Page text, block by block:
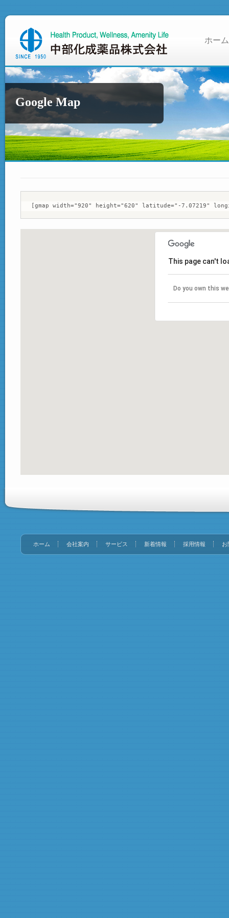
ホーム
Google Map
[gmap width="920" height="620" latitude="-7.07219"
This page can't
Do you own this
ホーム 会社案内 サービス 新着情報 採用情報 お